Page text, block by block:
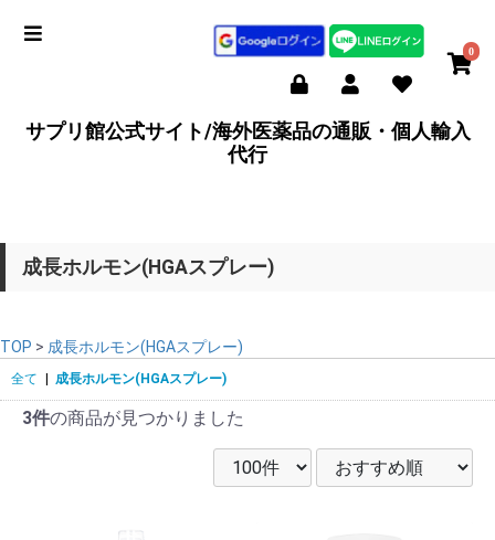
0
サプリ館公式サイト/海外医薬品の通販・個人輸入
代行
成長ホルモン(HGAスプレー)
TOP > 成長ホルモン(HGAスプレー)
全て 成長ホルモン(HGAスプレー)
3件の商品が見つかりました